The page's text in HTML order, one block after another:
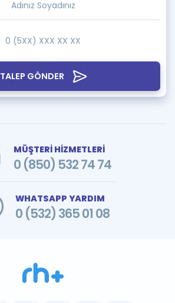
TALEP GÖNDER
MÜŞTERİ HİZMETLERİ
0 (850) 532 74 74
WHATSAPP YARDIM
0 (532) 365 01 08